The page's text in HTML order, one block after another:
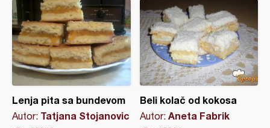
Lenja pita sa bundevom
Autor: Tatjana Stojanovic
Beli kolač od kokosa
Autor: Aneta Fabrik